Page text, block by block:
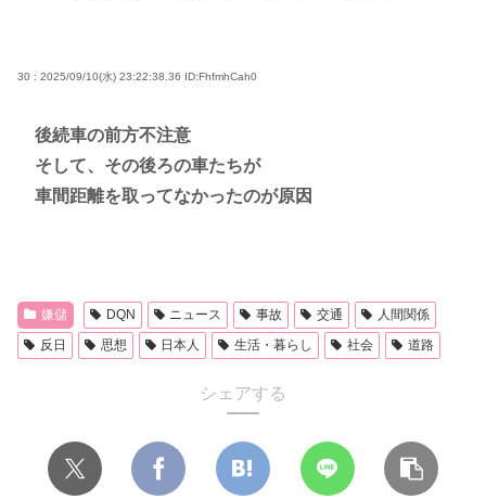
30 : 2025/09/10(水) 23:22:38.36 ID:FhfmhCah0
後続車の前方不注意
そして、その後ろの車たちが
車間距離を取ってなかったのが原因
嫌儲 DQN ニュース 事故 交通
人間関係
反日
思想 日本人 生活・暮らし 社会 道路
シェアする